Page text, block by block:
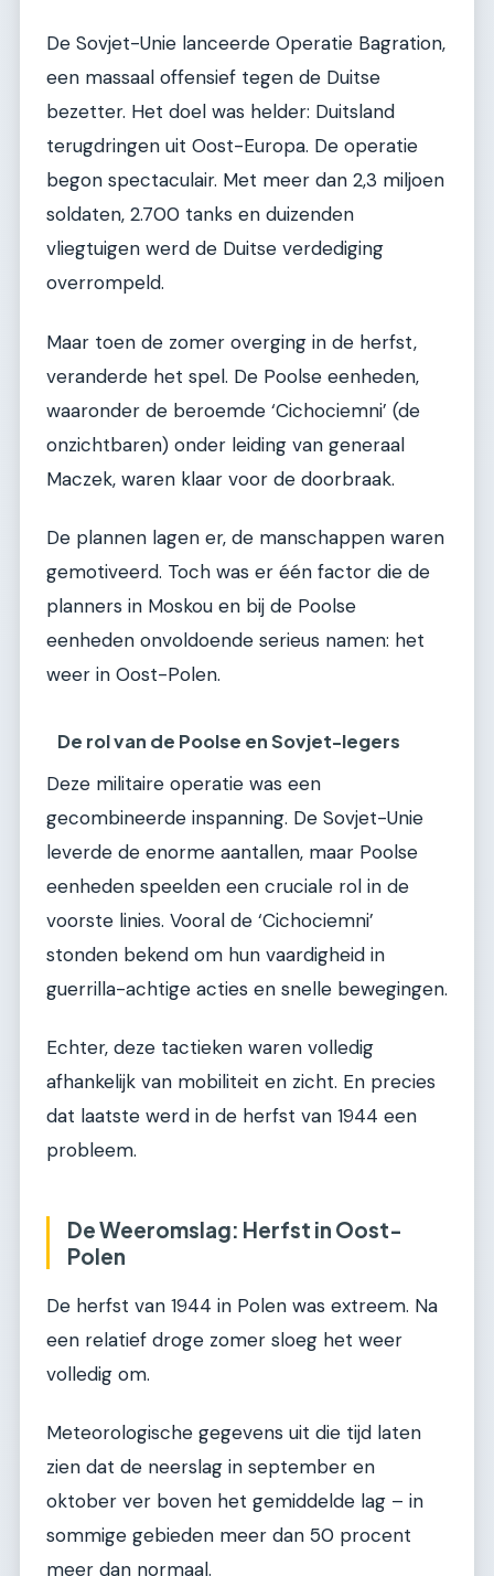
De Sovjet-Unie lanceerde Operatie Bagration,
een massaal offensief tegen de Duitse
bezetter. Het doel was helder: Duitsland
terugdringen uit Oost-Europa. De operatie
begon spectaculair. Met meer dan 2,3 miljoen
soldaten, 2.700 tanks en duizenden
vliegtuigen werd de Duitse verdediging
overrompeld.
Maar toen de zomer overging in de herfst,
veranderde het spel. De Poolse eenheden,
waaronder de beroemde ‘Cichociemni’ (de
onzichtbaren) onder leiding van generaal
Maczek, waren klaar voor de doorbraak.
De plannen lagen er, de manschappen waren
gemotiveerd. Toch was er één factor die de
planners in Moskou en bij de Poolse
eenheden onvoldoende serieus namen: het
weer in Oost-Polen.
De rol van de Poolse en Sovjet-legers
Deze militaire operatie was een
gecombineerde inspanning. De Sovjet-Unie
leverde de enorme aantallen, maar Poolse
eenheden speelden een cruciale rol in de
voorste linies. Vooral de ‘Cichociemni’
stonden bekend om hun vaardigheid in
guerrilla-achtige acties en snelle bewegingen.
Echter, deze tactieken waren volledig
afhankelijk van mobiliteit en zicht. En precies
dat laatste werd in de herfst van 1944 een
probleem.
De Weeromslag: Herfst in Oost-
Polen
De herfst van 1944 in Polen was extreem. Na
een relatief droge zomer sloeg het weer
volledig om.
Meteorologische gegevens uit die tijd laten
zien dat de neerslag in september en
oktober ver boven het gemiddelde lag – in
sommige gebieden meer dan 50 procent
meer dan normaal.